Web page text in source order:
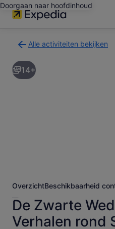
Doorgaan naar hoofdinhoud
Alle activiteiten bekijken
naar
de
zoekresultatenpagina
14+
OverzichtBeschikbaarheid
De Zwarte
Verhalen rond